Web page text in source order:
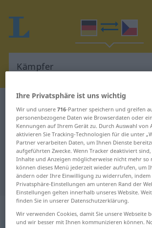
Deutsch-Tschechisch
für "Kämpfer"
"Kämpfer" Tschechisch
Übersetzung
: maskulin
Ihre Privatsphäre ist uns wichtig
Wir und unsere716-Partner speichern und greifen
personenbezogene Daten wie Browserdaten oder
Kennungen auf Ihrem Gerät zu. Durch Auswahl von
aktivieren Sie Tracking-Technologien für die unter
Partner verarbeiten Daten, um Ihnen Dienste
aufgeführten Zwecke. Wenn Tracker deaktiviert
Inhalte und Anzeigen möglicherweise nicht mehr so
können dieses Menü jederzeit wieder aufrufen, um
ändern oder Ihre Einwilligung zu widerrufen, indem
Privatsphäre-Einstellungen am unteren Rand der
Einstellungen gelten innerhalb unseres Website.
finden Sie in unserer Datenschutzerklärung.
Wir verwenden Cookies, damit Sie unsere Webseite
und wir besser mit Ihnen kommunizieren können.